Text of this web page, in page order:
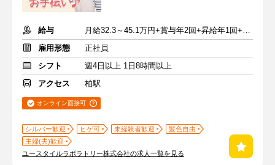
給与
月給32.3～45.1万円+賞与年2回+昇給年1回+交通費全額
雇用形態
正社員
シフト
週4日以上 1日8時間以上
アクセス
柏駅
オンライン面接可
シルバー歓迎 ヒゲ可 未経験者歓迎
髪色自由
主婦(夫)歓迎
ユースタイルラボラトリー株式会社の求人一覧を見る